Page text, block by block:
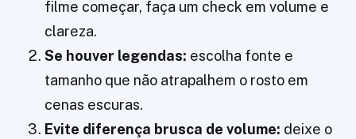
filme começar, faça um check em volume e
clareza.
Se houver legendas: escolha fonte e
tamanho que não atrapalhem o rosto em
cenas escuras.
Evite diferença brusca de volume: deixe o